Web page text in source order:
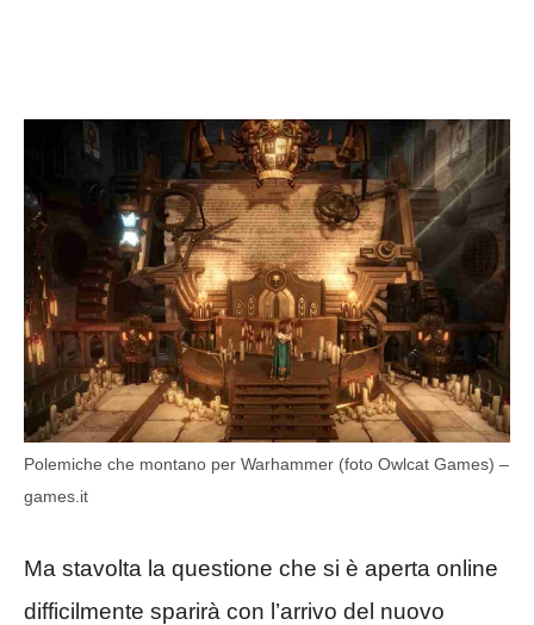
Polemiche che montano per Warhammer (foto Owlcat Games) –
games.it
Ma stavolta la questione che si è aperta online
difficilmente sparirà con l’arrivo del nuovo